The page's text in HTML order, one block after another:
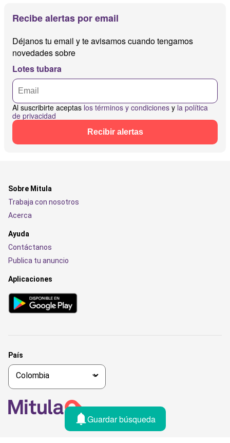
Recibe alertas por email
Déjanos tu email y te avisamos cuando tengamos
novedades sobre
Lotes tubara
Al suscribirte aceptas los términos y condiciones y la política
de privacidad
Recibir alertas
Guardar búsqueda
Sobre Mitula
Trabaja con nosotros
Acerca
Ayuda
Contáctanos
Publica tu anuncio
Aplicaciones
País